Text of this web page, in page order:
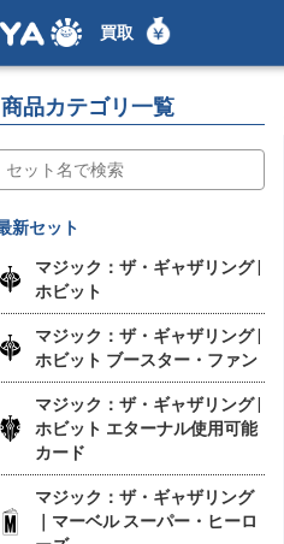
買取
商品カテゴリ一覧